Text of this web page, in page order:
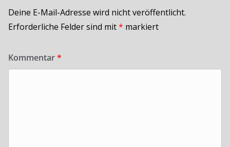
Deine E-Mail-Adresse wird nicht veröffentlicht.
Erforderliche Felder sind mit* markiert
Kommentar*